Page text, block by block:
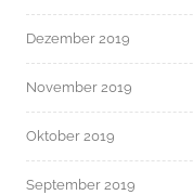
Dezember 2019
November 2019
Oktober 2019
September 2019